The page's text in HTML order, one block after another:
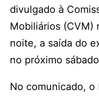
divulgado à
Mobiliários (CVM)
noite, a saída do
no próximo
No comunicado, o